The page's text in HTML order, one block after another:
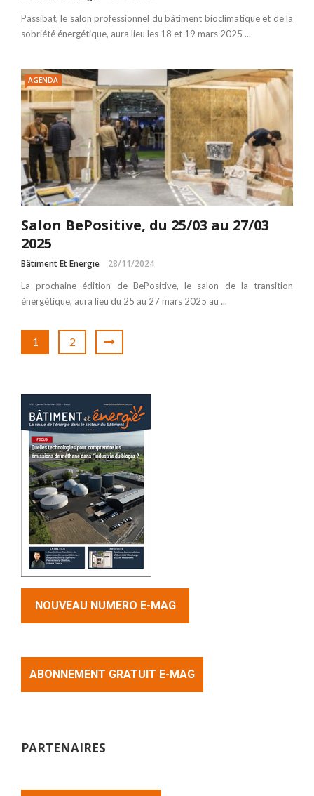
Passibat, le salon professionnel du bâtiment bioclimatique et de la
sobriété énergétique, aura lieu les 18 et 19 mars 2025 ...
AGENDA
Salon BePositive, du 25/03 au 27/03
2025
Bâtiment Et Energie 28/11/2024
La prochaine édition de BePositive, le salon de la transition
énergétique, aura lieu du 25 au 27 mars 2025 au ...
1 2
NOUVEAU NUMERO E-MAG
ABONNEMENT GRATUIT E-MAG
PARTENAIRES